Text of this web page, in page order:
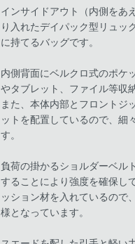
インサイドアウト（内側をあ
り入れたデイパック型リュッ
に持てるバッグです。
内側背面にベルクロ式のポケ
やタブレット、ファイル等収
また、本体内部とフロントジ
ットを配置しているので、細
す。
負荷の掛かるショルダーベル
することにより強度を確保し
ッション材を入れているので
様となっています。